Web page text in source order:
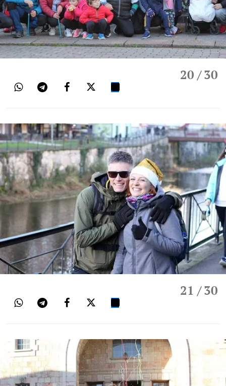
20 / 30
21 / 30